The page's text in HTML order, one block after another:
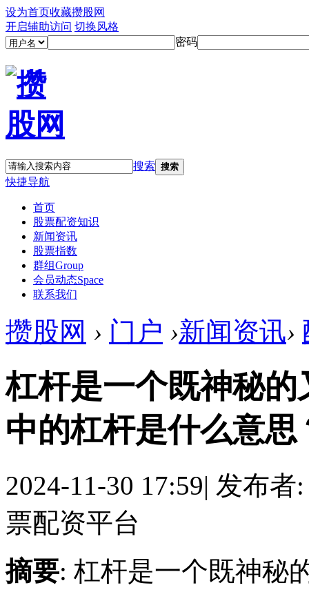
设为首页收藏攒股网
开启辅助访问 切换风格
密码
搜索 搜索
快捷导航
首页
股票配资知识
新闻资讯
股票指数
群组Group
会员动态Space
联系我们
攒股网 › 门户 ›新闻资讯›
杠杆是一个既神秘
中的杠杆是什么意思
2024-11-30 17:59| 发布者
票配资平台
摘要: 杠杆是一个既神秘